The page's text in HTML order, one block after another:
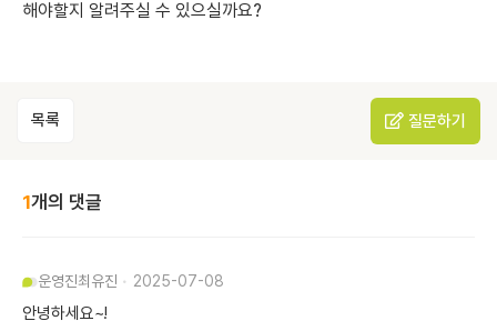
해야할지 알려주실 수 있으실까요?
목록 질문하기
1개의 댓글
운영진최유진 2025-07-08
안녕하세요~!